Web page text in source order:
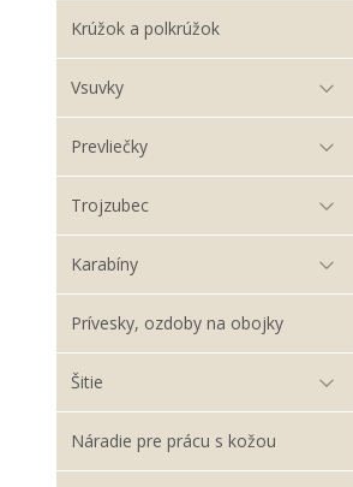
Krúžok a polkrúžok
Vsuvky
Prevliečky
Trojzubec
Karabíny
Prívesky, ozdoby na obojky
Šitie
Náradie pre prácu s kožou